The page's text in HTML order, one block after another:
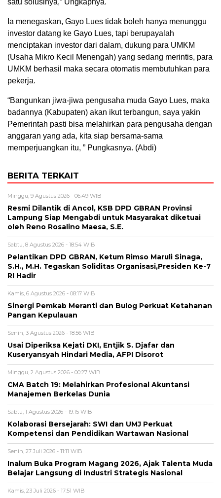
Ia menegaskan, Gayo Lues tidak boleh hanya menunggu
investor datang ke Gayo Lues, tapi berupayalah
menciptakan investor dari dalam, dukung para UMKM
(Usaha Mikro Kecil Menengah) yang sedang merintis, para
UMKM berhasil maka secara otomatis membutuhkan para
pekerja.
“Bangunkan jiwa-jiwa pengusaha muda Gayo Lues, maka
badannya (Kabupaten) akan ikut terbangun, saya yakin
Pemerintah pasti bisa melahirkan para pengusaha dengan
anggaran yang ada, kita siap bersama-sama
memperjuangkan itu, ” Pungkasnya. (Abdi)
BERITA TERKAIT
Minggu, 9 Agustus 2026 - 06:49 WIB
Resmi Dilantik di Ancol, KSB DPD GBRAN Provinsi
Lampung Siap Mengabdi untuk Masyarakat diketuai
oleh Reno Rosalino Maesa, S.E.
Sabtu, 8 Agustus 2026 - 18:54 WIB
Pelantikan DPD GBRAN, Ketum Rimso Maruli Sinaga,
S.H., M.H. Tegaskan Soliditas Organisasi,Presiden Ke-7
RI Hadir
Kamis, 6 Agustus 2026 - 08:17 WIB
Sinergi Pemkab Meranti dan Bulog Perkuat Ketahanan
Pangan Kepulauan
Senin, 3 Agustus 2026 - 18:56 WIB
Usai Diperiksa Kejati DKI, Entjik S. Djafar dan
Kuseryansyah Hindari Media, AFPI Disorot
Minggu, 2 Agustus 2026 - 00:27 WIB
CMA Batch 19: Melahirkan Profesional Akuntansi
Manajemen Berkelas Dunia
Sabtu, 1 Agustus 2026 - 19:15 WIB
Kolaborasi Bersejarah: SWI dan UMJ Perkuat
Kompetensi dan Pendidikan Wartawan Nasional
Senin, 27 Juli 2026 - 11:11 WIB
Inalum Buka Program Magang 2026, Ajak Talenta Muda
Belajar Langsung di Industri Strategis Nasional
Kamis, 23 Juli 2026 - 17:51 WIB